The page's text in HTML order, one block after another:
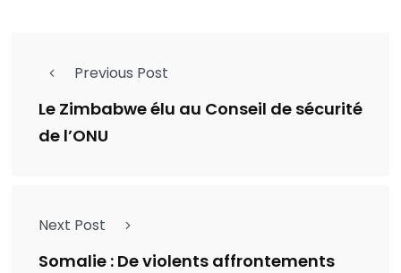
Previous Post
Le Zimbabwe élu au Conseil de sécurité
de l’ONU
Next Post
Somalie : De violents affrontements